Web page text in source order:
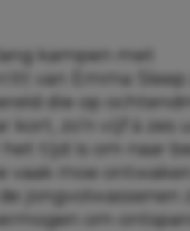
kampen met
van Emma
die op
kort, zo’n vijf à zes
tijd is om naar
vaak moe
jongvolwassenen
om